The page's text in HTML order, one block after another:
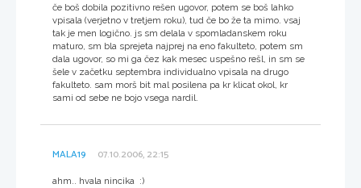
če boš dobila pozitivno rešen ugovor, potem se boš lahko
vpisala (verjetno v tretjem roku), tud če bo že ta mimo. vsaj
tak je men logično. js sm delala v spomladanskem roku
maturo, sm bla sprejeta najprej na eno fakulteto, potem sm
dala ugovor, so mi ga čez kak mesec uspešno rešl, in sm se
šele v začetku septembra individualno vpisala na drugo
fakulteto. sam morš bit mal posilena pa kr klicat okol, kr
sami od sebe ne bojo vsega nardil.
MALA19 07.10.2006, 22:15
ahm.. hvala nincika :)